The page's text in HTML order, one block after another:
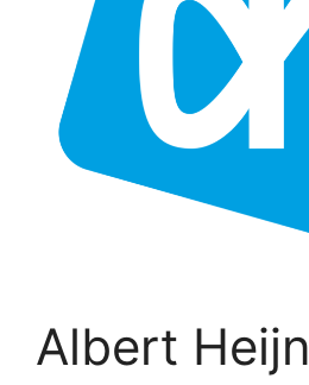
Albert Heijn